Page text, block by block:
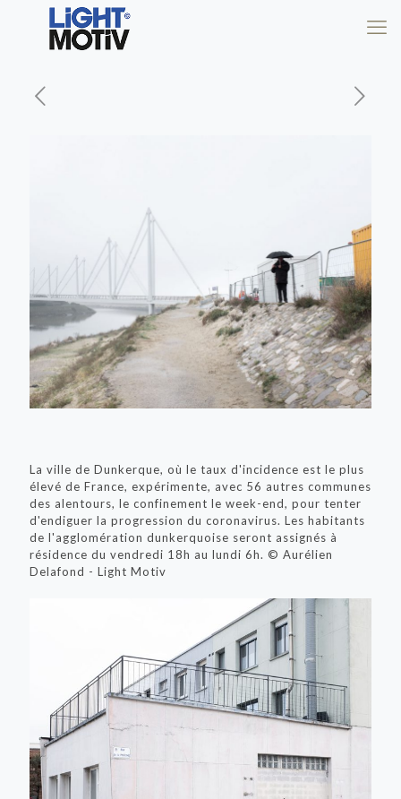
La ville de Dunkerque, où le taux d'incidence est le plus
élevé de France, expérimente, avec 56 autres communes
des alentours, le confinement le week-end, pour tenter
d'endiguer la progression du coronavirus. Les habitants
de l'agglomération dunkerquoise seront assignés à
résidence du vendredi 18h au lundi 6h. © Aurélien
Delafond - Light Motiv